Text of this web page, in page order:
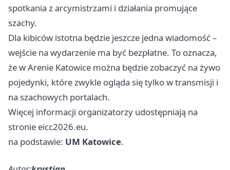
spotkania z arcymistrzami i działania promujące
szachy.
Dla kibiców istotna będzie jeszcze jedna wiadomość –
wejście na wydarzenie ma być bezpłatne. To oznacza,
że w Arenie Katowice można będzie zobaczyć na żywo
pojedynki, które zwykle ogląda się tylko w transmisji i
na szachowych portalach.
Więcej informacji organizatorzy udostępniają na
stronie eicc2026.eu.
na podstawie: UM Katowice.